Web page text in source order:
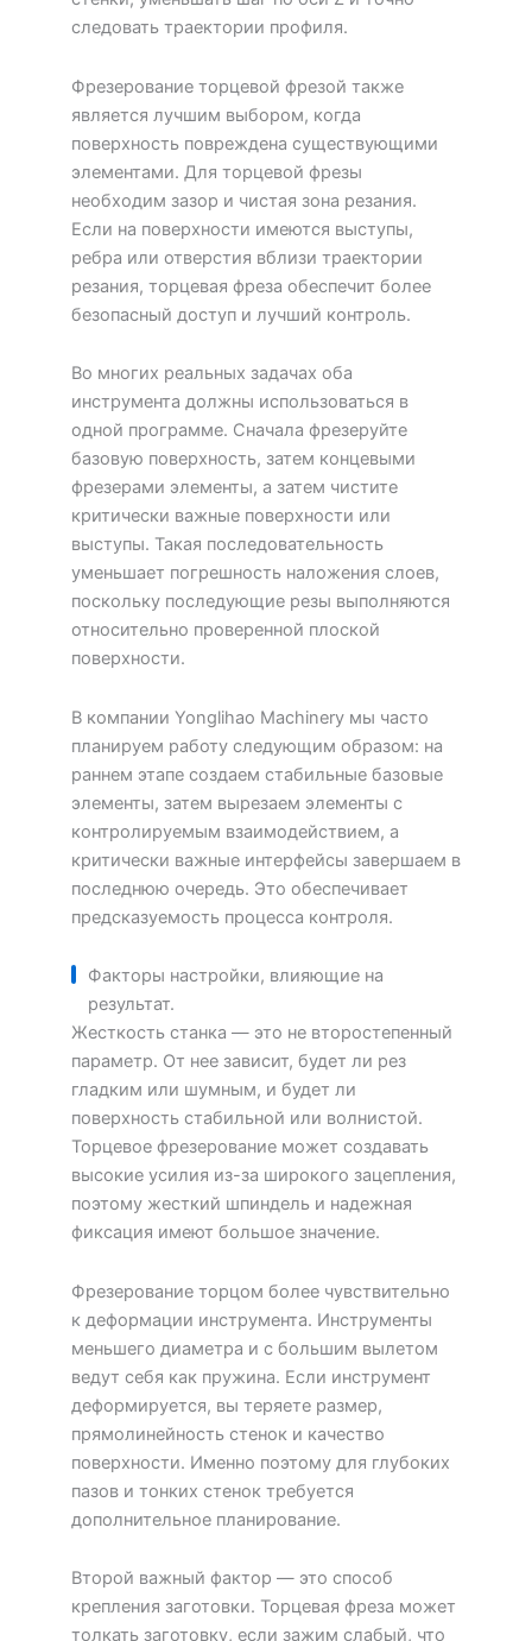
следовать траектории профиля.
Фрезерование торцевой фрезой также
является лучшим выбором, когда
поверхность повреждена существующими
элементами. Для торцевой фрезы
необходим зазор и чистая зона резания.
Если на поверхности имеются выступы,
ребра или отверстия вблизи траектории
резания, торцевая фреза обеспечит более
безопасный доступ и лучший контроль.
Во многих реальных задачах оба
инструмента должны использоваться в
одной программе. Сначала фрезеруйте
базовую поверхность, затем концевыми
фрезерами элементы, а затем чистите
критически важные поверхности или
выступы. Такая последовательность
уменьшает погрешность наложения слоев,
поскольку последующие резы выполняются
относительно проверенной плоской
поверхности.
В компании Yonglihao Machinery мы часто
планируем работу следующим образом: на
раннем этапе создаем стабильные базовые
элементы, затем вырезаем элементы с
контролируемым взаимодействием, а
критически важные интерфейсы завершаем в
последнюю очередь. Это обеспечивает
предсказуемость процесса контроля.
Факторы настройки, влияющие на
результат.
Жесткость станка — это не второстепенный
параметр. От нее зависит, будет ли рез
гладким или шумным, и будет ли
поверхность стабильной или волнистой.
Торцевое фрезерование может создавать
высокие усилия из-за широкого зацепления,
поэтому жесткий шпиндель и надежная
фиксация имеют большое значение.
Фрезерование торцом более чувствительно
к деформации инструмента. Инструменты
меньшего диаметра и с большим вылетом
ведут себя как пружина. Если инструмент
деформируется, вы теряете размер,
прямолинейность стенок и качество
поверхности. Именно поэтому для глубоких
пазов и тонких стенок требуется
дополнительное планирование.
Второй важный фактор — это способ
крепления заготовки. Торцевая фреза может
толкать заготовку, если зажим слабый, что